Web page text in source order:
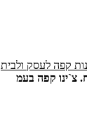
קפה לעסק ולבית
צ`ינו קפה בעמ